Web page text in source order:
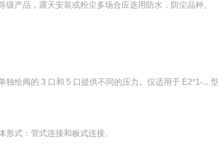
级产品，露天安装或粉尘多场合应选用防水，防尘品种。
独给阀的 3 口和 5 口提供不同的压力。仅适用于 E2*1-...
式：管式连接和板式连接。